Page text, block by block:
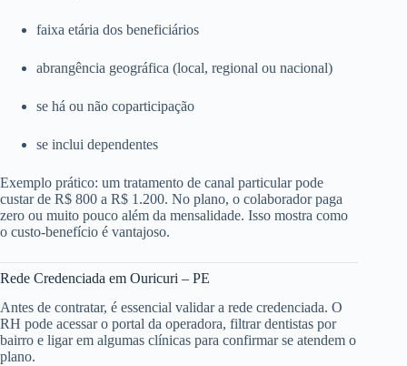
faixa etária dos beneficiários
abrangência geográfica (local, regional ou nacional)
se há ou não coparticipação
se inclui dependentes
Exemplo prático: um tratamento de canal particular pode
custar de R$ 800 a R$ 1.200. No plano, o colaborador paga
zero ou muito pouco além da mensalidade. Isso mostra como
o custo-benefício é vantajoso.
Rede Credenciada em Ouricuri – PE
Antes de contratar, é essencial validar a rede credenciada. O
RH pode acessar o portal da operadora, filtrar dentistas por
bairro e ligar em algumas clínicas para confirmar se atendem o
plano.